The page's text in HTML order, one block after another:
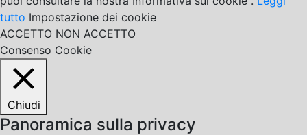
tutto Impostazione dei cookie
ACCETTO NON ACCETTO
Consenso Cookie
Chiudi
Panoramica sulla privacy